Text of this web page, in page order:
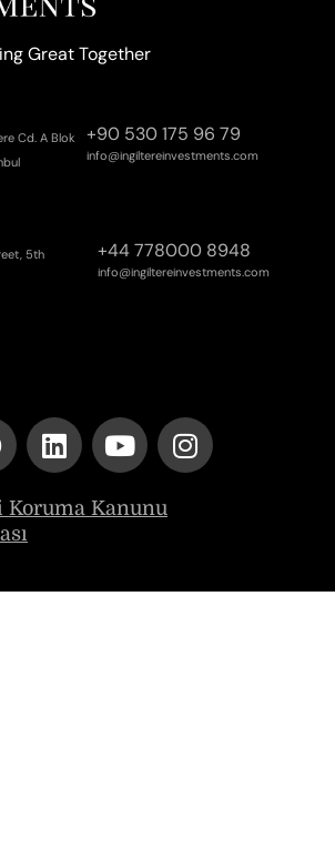
Great Together
Cd. A Blok
+90 530 175 96 79
info@ingiltereinvestments.com
5th
+44 778000 8948
info@ingiltereinvestments.com
Kanunu